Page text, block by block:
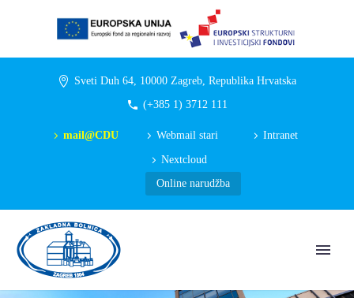
Sveti Duh 64, 10000 Zagreb, Republika Hrvatska
(+385 1) 3712 111
mail@CDU Webmail stari Intranet
Nextcloud
Online narudžba